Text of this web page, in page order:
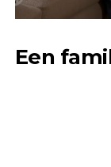
Een